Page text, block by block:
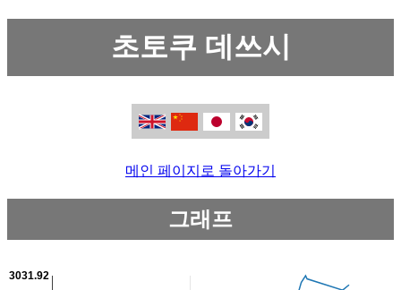
초토쿠 데쓰시
메인 페이지로 돌아가기
그래프
3031.92